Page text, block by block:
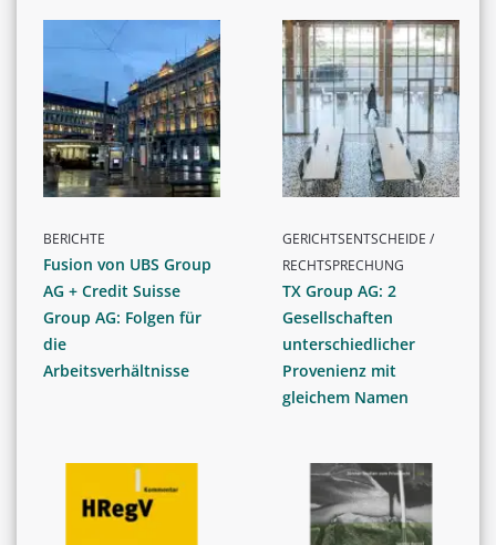
BERICHTE
Fusion von UBS Group
AG + Credit Suisse
Group AG: Folgen für
die
Arbeitsverhältnisse
GERICHTSENTSCHEIDE /
RECHTSPRECHUNG
TX Group AG: 2
Gesellschaften
unterschiedlicher
Provenienz mit
gleichem Namen